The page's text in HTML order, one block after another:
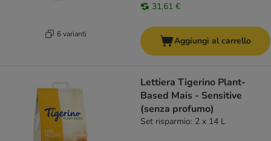
6 varianti
31,61 €
Aggiungi al carrello
Lettiera Tigerino Plant-
Based Mais - Sensitive
(senza profumo)
Set risparmio: 2 x 14 L